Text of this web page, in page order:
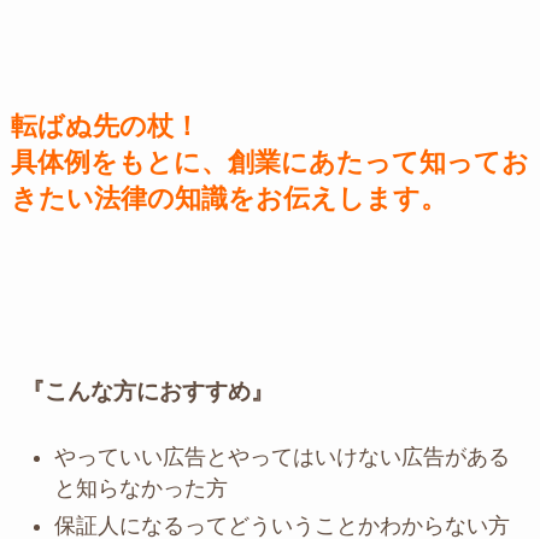
転ばぬ先の杖！
具体例をもとに、創業にあたって知ってお
きたい法律の知識をお伝えします。
『こんな方におすすめ』
やっていい広告とやってはいけない広告がある
と知らなかった方
保証人になるってどういうことかわからない方